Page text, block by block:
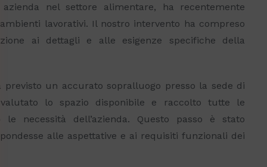
nel settore alimentare, ha recentemente
lavorativi. Il nostro intervento ha compreso
ai dettagli e alle esigenze specifiche della
previsto un accurato sopralluogo presso la sede di
lo spazio disponibile e raccolto tutte le
le necessità dell’azienda. Questo passo è stato
alle aspettative e ai requisiti funzionali dei